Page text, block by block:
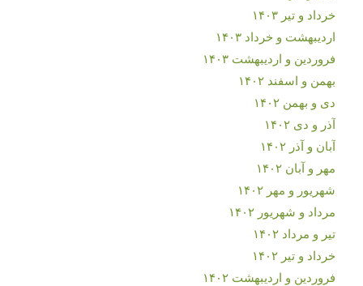
خرداد و تیر ۱۴۰۳
اردیبهشت و خرداد ۱۴۰۳
فروردین و اردیبهشت ۱۴۰۳
بهمن و اسفند ۱۴۰۲
دی و بهمن ۱۴۰۲
آذر و دی ۱۴۰۲
آبان و آذر ۱۴۰۲
مهر و آبان ۱۴۰۲
شهریور و مهر ۱۴۰۲
مرداد و شهریور ۱۴۰۲
تیر و مرداد ۱۴۰۲
خرداد و تیر ۱۴۰۲
فروردین و اردیبهشت ۱۴۰۲